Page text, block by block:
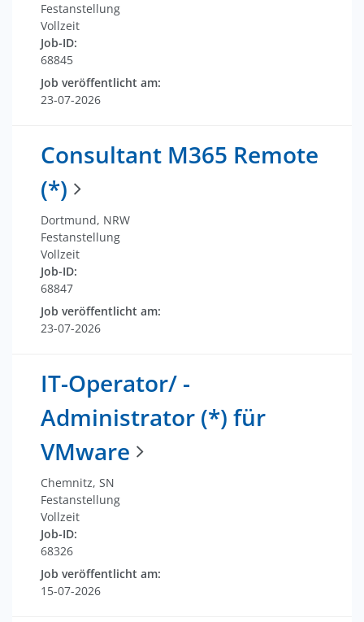
Festanstellung
Vollzeit
Job-ID:
68845
Job veröffentlicht am:
23-07-2026
Consultant M365 Remote
(*)
Dortmund, NRW
Festanstellung
Vollzeit
Job-ID:
68847
Job veröffentlicht am:
23-07-2026
IT-Operator/ -
Administrator (*) für
VMware
Chemnitz, SN
Festanstellung
Vollzeit
Job-ID:
68326
Job veröffentlicht am:
15-07-2026